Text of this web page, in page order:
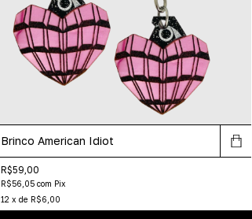
Brinco American Idiot
R$59,00
R$56,05 com Pix
12 x de R$6,00